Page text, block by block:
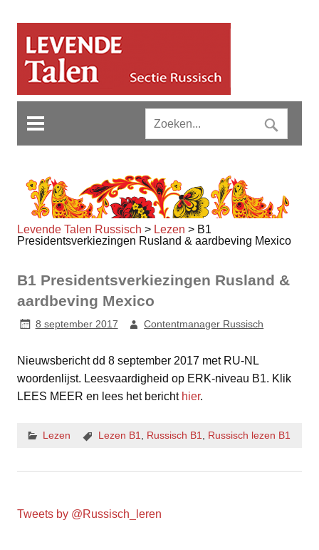
Levende Talen Russisch > Lezen > B1
Presidentsverkiezingen Rusland & aardbeving Mexico
B1 Presidentsverkiezingen Rusland &
aardbeving Mexico
8 september 2017 Contentmanager Russisch
Nieuwsbericht dd 8 september 2017 met RU-NL
woordenlijst. Leesvaardigheid op ERK-niveau B1. Klik
LEES MEER en lees het bericht hier.
Lezen Lezen B1 Russisch B1 Russisch lezen B1
Tweets by @Russisch_leren